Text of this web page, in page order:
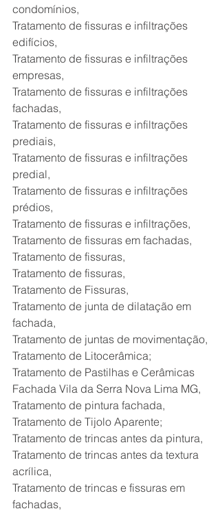
condomínios,
Tratamento de fissuras e infiltrações
edifícios,
Tratamento de fissuras e infiltrações
empresas,
Tratamento de fissuras e infiltrações
fachadas,
Tratamento de fissuras e infiltrações
prediais,
Tratamento de fissuras e infiltrações
predial,
Tratamento de fissuras e infiltrações
prédios,
Tratamento de fissuras e infiltrações,
Tratamento de fissuras em fachadas,
Tratamento de fissuras,
Tratamento de fissuras,
Tratamento de Fissuras,
Tratamento de junta de dilatação em
fachada,
Tratamento de juntas de movimentação,
Tratamento de Litocerâmica;
Tratamento de Pastilhas e Cerâmicas
Fachada Vila da Serra Nova Lima MG,
Tratamento de pintura fachada,
Tratamento de Tijolo Aparente;
Tratamento de trincas antes da pintura,
Tratamento de trincas antes da textura
acrílica,
Tratamento de trincas e fissuras em
fachadas,